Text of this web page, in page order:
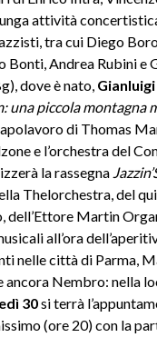
attività
tra cui Diego
Andrea Rubini e
dove è nato,
una piccola montagna
di Thomas
e l’orchestra del
la rassegna
Thelorchestra, del
Martin
all’ora
nelle città di Parma,
ancora Nembro: nella
30si terrà
(ore 20) con la